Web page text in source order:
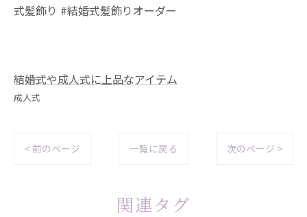
式髪飾り #結婚式髪飾りオーダー
結婚式や成人式に上品なアイテム
成人式
< 前のページ 一覧に戻る 次のページ >
関連タグ